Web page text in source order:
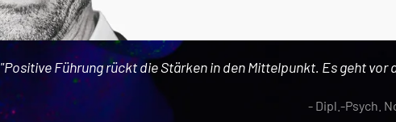
"Positive Führung rückt die Stärken in den Mittelpunkt. Es geht vor
- Dipl.-Psych.